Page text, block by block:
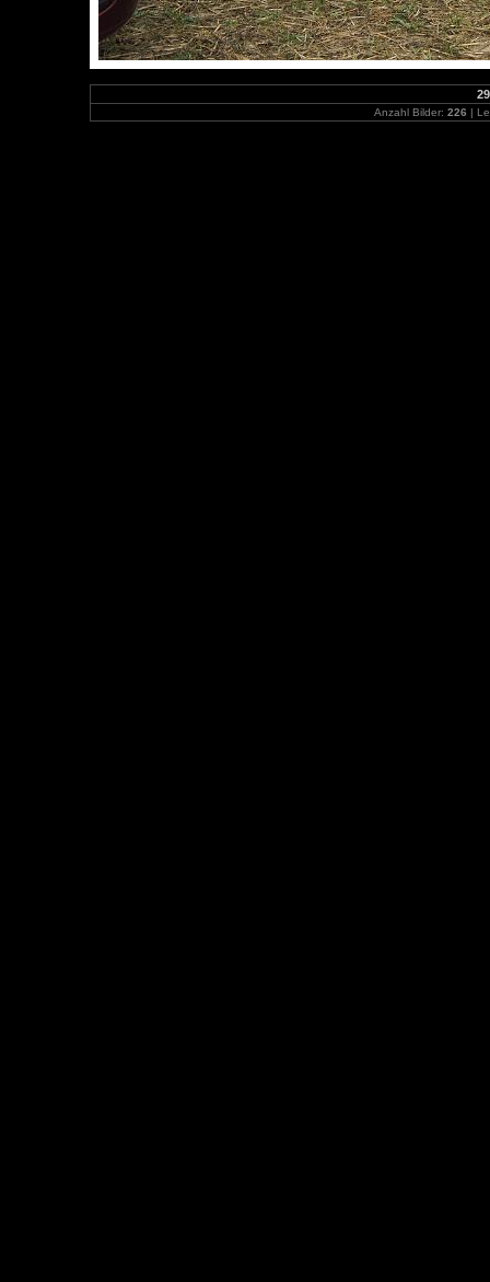
Anzahl Bilder: 226 |